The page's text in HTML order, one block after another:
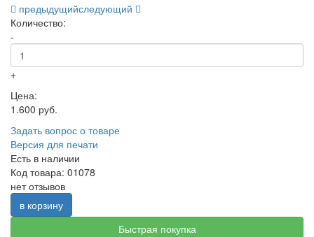
предыдущийследующий
Количество:
-
+
Цена:
1.600 руб.
Задать вопрос о товаре
Версия для печати
Есть в наличии
Код товара: 01078
нет отзывов
в корзину
Быстрая покупка